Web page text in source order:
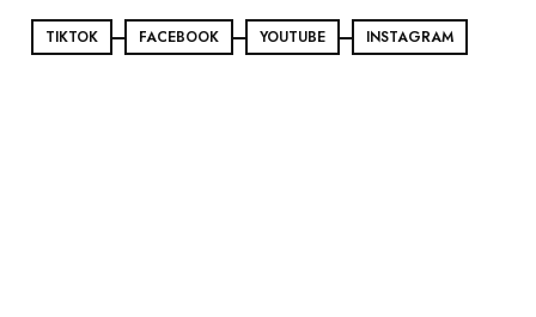
INSTAGRAM
YOUTUBE
FACEBOOK
TIKTOK